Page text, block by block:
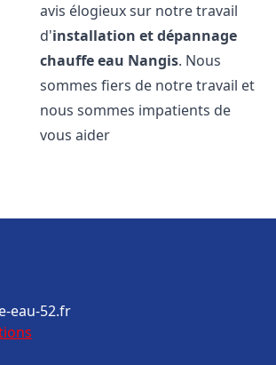
avis élogieux sur notre travail
d'installation et dépannage
chauffe eau Nangis. Nous
sommes fiers de notre travail et
nous sommes impatients de
vous aider
eau-52.fr